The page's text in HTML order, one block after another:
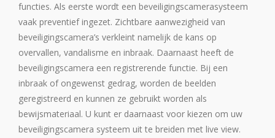
functies. Als eerste wordt een beveiligingscamerasysteem
vaak preventief ingezet. Zichtbare aanwezigheid van
beveiligingscamera’s verkleint namelijk de kans op
overvallen, vandalisme en inbraak. Daarnaast heeft de
beveiligingscamera een registrerende functie. Bij een
inbraak of ongewenst gedrag, worden de beelden
geregistreerd en kunnen ze gebruikt worden als
bewijsmateriaal. U kunt er daarnaast voor kiezen om uw
beveiligingscamera systeem uit te breiden met live view.